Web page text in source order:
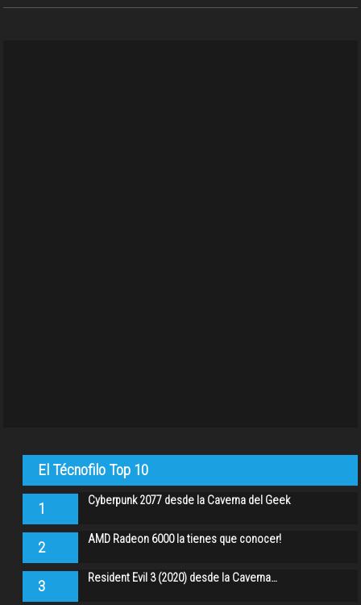
El Técnofilo Top 10
1 Cyberpunk 2077 desde la Caverna del Geek
2 AMD Radeon 6000 la tienes que conocer!
3 Resident Evil 3 (2020) desde la Caverna…